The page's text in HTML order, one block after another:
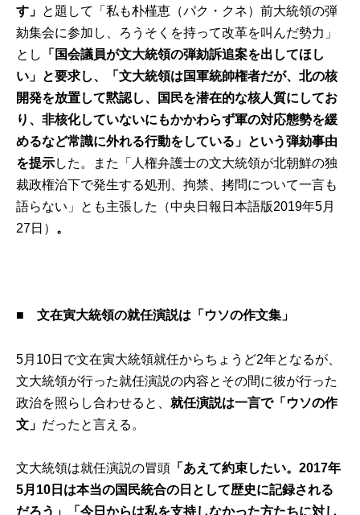
す」 と題して「私も朴槿恵（パク・クネ）前大統領の弾
劾集会に参加し、ろうそくを持って改革を叫んだ勢力」
とし
「国会議員が文大統領の弾劾訴追案を出してほし
い」と要求し、「文大統領は国軍統帥権者だが、北の核
開発を放置して黙認し、国民を潜在的な核人質にしてお
り、非核化していないにもかかわらず軍の対応態勢を緩
めるなど常識に外れる行動をしている」という弾劾事由
を提示した。また「人権弁護士の文大統領が北朝鮮の独
裁政権治下で発生する処刑、拘禁、拷問について一言も
語らない」とも主張した（中央日報日本語版2019年5月
27日） 。
■文在寅大統領の就任演説は「ウソの作文集」
5月10日で文在寅大統領就任からちょうど2年となるが、
文大統領が行った就任演説の内容とその間に彼が行った
政治を照らし合わせると、就任演説は一言で「ウソの作
文」 だったと言える。
文大統領は就任演説の冒頭 「あえて約束したい。2017年
5月10日は本当の国民統合の日として歴史に記録される
だろう」「今日からは私を支持しなかった方たちに対し